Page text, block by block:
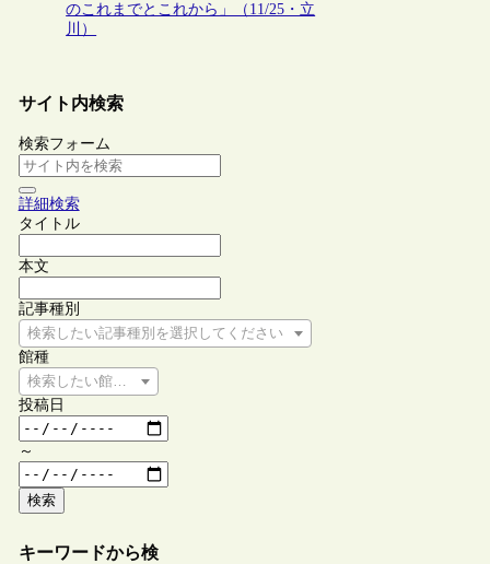
のこれまでとこれから」（11/25・立
川）
サイト内検索
検索フォーム
詳細検索
タイトル
本文
記事種別
検索したい記事種別を選択してください
館種
検索したい館種を選択してください
投稿日
～
検索
キーワードから検